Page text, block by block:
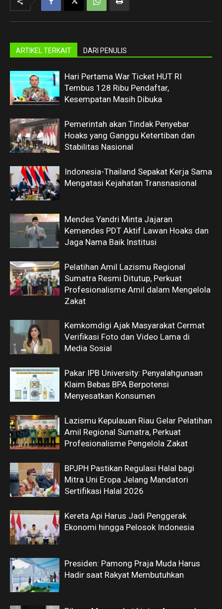
ARTIKEL TERKAIT DARI PENULIS
Hari Pertama War Ticket HUT RI
Tembus 128 Ribu Pendaftar,
Kesempatan Masih Dibuka
Pemerintah akan Tindak Penyebar
Hoaks yang Ganggu Ketertiban dan
Stabilitas Nasional
Indonesia-Thailand Sepakat Kerja Sama
Mengatasi Kejahatan Transnasional
Mendes Yandri Minta Jajaran
Kemendes PDT Aktif Lawan Hoaks dan
Jaga Nama Baik Institusi
Pelatihan Amil Lazismu Regional
Sumatra Resmi Ditutup, Perkuat
Profesionalisme Amil dalam Mengelola
Zakat
Kemkomdigi Ajak Masyarakat Cermat
Verifikasi Foto dan Video Lama di
Media Sosial
Pakar IPB University: Penyalahgunaan
Klaim Bebas BPA Berpotensi
Menyesatkan Konsumen
Lazismu Kepulauan Riau Gelar Pelatihan
Amil Regional Sumatra, Perkuat
Profesionalisme Pengelola Zakat
BPJPH Pastikan Regulasi Halal bagi
Mitra Uni Eropa Jelang Mandatori
Sertifikasi Halal 2026
Kereta Api Harus Jadi Penggerak
Ekonomi hingga Pelosok Indonesia
Presiden: Pamong Praja Muda Harus
Hadir saat Rakyat Membutuhkan